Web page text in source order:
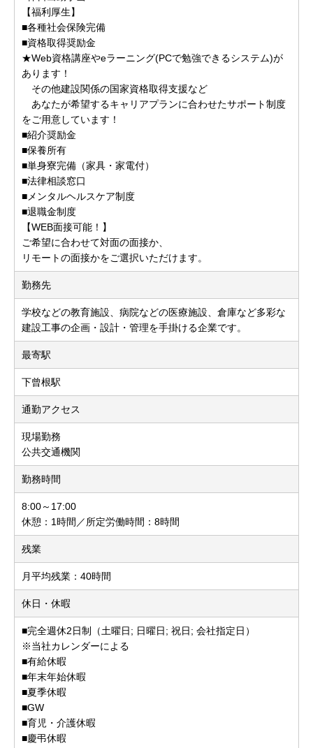
【福利厚生】
■各種社会保険完備
■資格取得奨励金
★Web資格講座やeラーニング(PCで勉強できるシステム)が
あります！
その他建設関係の国家資格取得支援など
あなたが希望するキャリアプランに合わせたサポート制度
をご用意しています！
■紹介奨励金
■保養所有
■単身寮完備（家具・家電付）
■法律相談窓口
■メンタルヘルスケア制度
■退職金制度
【WEB面接可能！】
ご希望に合わせて対面の面接か、
リモートの面接かをご選択いただけます。
勤務先
学校などの教育施設、病院などの医療施設、倉庫など多彩な
建設工事の企画・設計・管理を手掛ける企業です。
最寄駅
下曾根駅
通勤アクセス
現場勤務
公共交通機関
勤務時間
8:00～17:00
休憩：1時間／所定労働時間：8時間
残業
月平均残業：40時間
休日・休暇
■完全週休2日制（土曜日; 日曜日; 祝日; 会社指定日）
※当社カレンダーによる
■有給休暇
■年末年始休暇
■夏季休暇
■GW
■育児・介護休暇
■慶弔休暇